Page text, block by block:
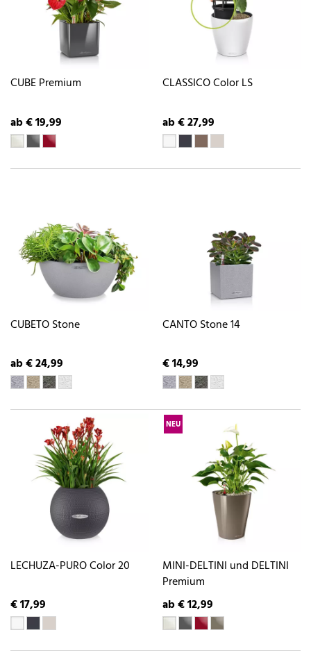
CUBE Premium
ab € 19,99
CLASSICO Color LS
ab € 27,99
CUBETO Stone
ab € 24,99
CANTO Stone 14
€ 14,99
LECHUZA-PURO Color 20
€ 17,99
NEU
MINI-DELTINI und DELTINI
Premium
ab € 12,99